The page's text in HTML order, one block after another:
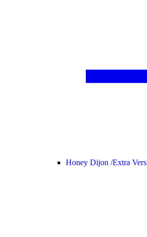
Honey Dijon /Extra